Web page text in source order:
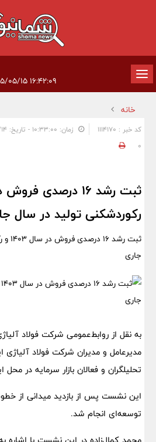
تغییر
وضعیت
ناوبری
خانه
کد خبر : 1114170 زمان: ۱۰:۳۳:۰۰ - تاریخ: ۱۴۰۴/۰۲/۱۴
0
رکوردشکنی تولید در سال
ثبت
جاری
به نقل از روابط‌عمومی شرکت فولاد
مدیرعامل و مدیران شرکت فولاد آلیاژی
تحلیلگران و فعالان بازار سرمایه در
این نشست پس از بازدید میدانی از
توسعه‌ای انجام شد.